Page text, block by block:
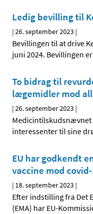
Ledig bevilling til
|26. september 2023 |
Bevillingen til at drive
juni 2024. Bevillingen
To bidrag til
lægemidler mod
|26. september 2023 |
Medicintilskudsnævnet
interessenter til sine
EU har godkendt
vaccine mod
| 18. september 2023 |
Efter indstilling fra
(EMA) har EU-